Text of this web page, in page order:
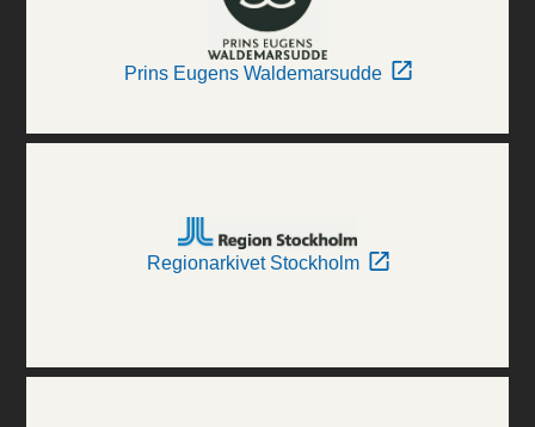
Prins Eugens Waldemarsudde
Regionarkivet Stockholm